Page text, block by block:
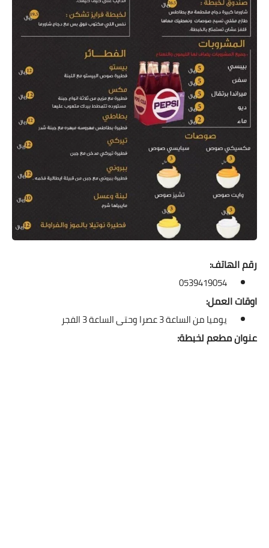
رقم الهاتف:
0539419054
اوقات العمل:
يوميا من الساعة 3 عصرا وحتى الساعة 3 الفجر
عنوان مطعم لخبطة: